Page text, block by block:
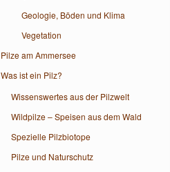
Geologie, Böden und Klima
Vegetation
Pilze am Ammersee
Was ist ein Pilz?
Wissenswertes aus der Pilzwelt
Wildpilze – Speisen aus dem Wald
Spezielle Pilzbiotope
Pilze und Naturschutz